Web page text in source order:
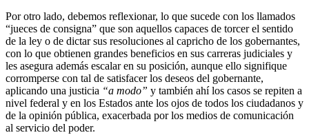
Por otro lado, debemos reflexionar, lo que sucede con los llamados
“jueces de consigna” que son aquellos capaces de torcer el sentido
de la ley o de dictar sus resoluciones al capricho de los gobernantes,
con lo que obtienen grandes beneficios en sus carreras judiciales y
les asegura además escalar en su posición, aunque ello signifique
corromperse con tal de satisfacer los deseos del gobernante,
aplicando una justicia “a modo” y también ahí los casos se repiten a
nivel federal y en los Estados ante los ojos de todos los ciudadanos y
de la opinión pública, exacerbada por los medios de comunicación
al servicio del poder.